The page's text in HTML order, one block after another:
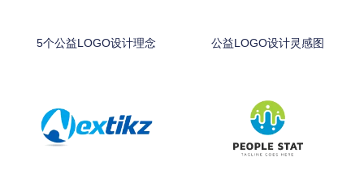
5个公益LOGO设计理念 公益LOGO设计灵感图